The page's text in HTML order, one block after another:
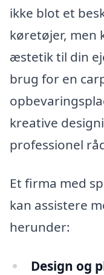
ikke blot et
køretøjer, men
æstetik til din
brug for en
kreative
professionel
Et firma med
kan assistere
herunder:
Design og